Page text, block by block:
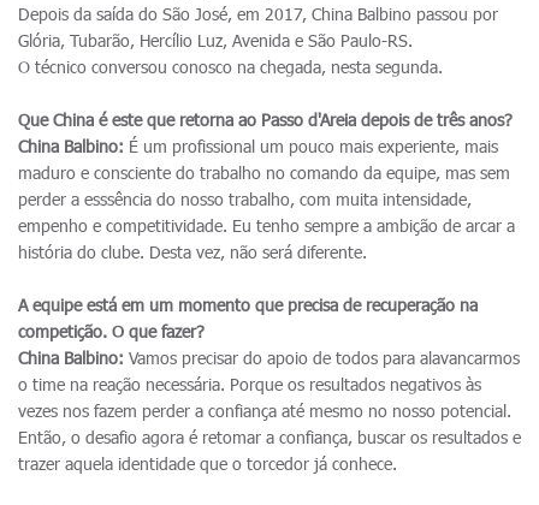
Depois da saída do São José, em 2017, China Balbino passou por
Glória, Tubarão, Hercílio Luz, Avenida e São Paulo-RS.
O técnico conversou conosco na chegada, nesta segunda.
Que China é este que retorna ao Passo d'Areia depois de três anos?
China Balbino: É um profissional um pouco mais experiente, mais
maduro e consciente do trabalho no comando da equipe, mas sem
perder a esssência do nosso trabalho, com muita intensidade,
empenho e competitividade. Eu tenho sempre a ambição de arcar a
história do clube. Desta vez, não será diferente.
A equipe está em um momento que precisa de recuperação na
competição. O que fazer?
China Balbino: Vamos precisar do apoio de todos para alavancarmos
o time na reação necessária. Porque os resultados negativos às
vezes nos fazem perder a confiança até mesmo no nosso potencial.
Então, o desafio agora é retomar a confiança, buscar os resultados e
trazer aquela identidade que o torcedor já conhece.